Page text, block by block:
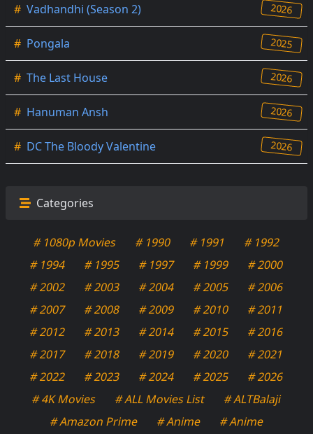
# Vadhandhi (Season 2) 2026
# Pongala 2025
# The Last House 2026
# Hanuman Ansh 2026
# DC The Bloody Valentine 2026
Categories
# 1080p Movies # 1990 # 1991
# 1992
# 1994
# 1995 # 1997 # 1999
# 2000
# 2002
# 2003 # 2004 # 2005
# 2006
# 2007
# 2008 # 2009 # 2010
# 2011
# 2012
# 2013 # 2014 # 2015
# 2016
# 2017
# 2018 # 2019 # 2020
# 2021
# 2022
# 2023 # 2024 # 2025
# 2026
# 4K Movies
# ALL Movies List
# ALTBalaji
# Amazon Prime
# Anime
# Anime